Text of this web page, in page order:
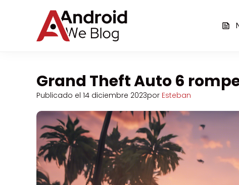
contenido
Grand Theft Auto 6
Publicado el 14 diciembre 2023por Esteban